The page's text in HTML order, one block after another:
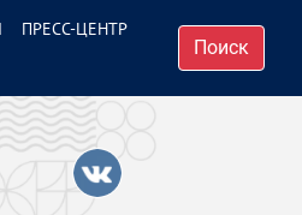
ПРЕСС-ЦЕНТР
Поиск